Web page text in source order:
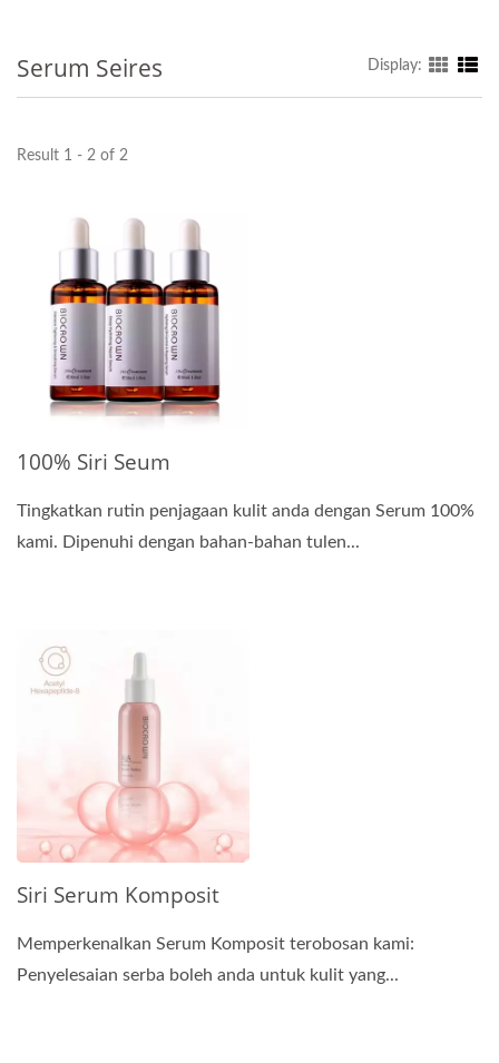
Serum Seires Display:
Result 1 - 2 of 2
100% Siri Seum
Tingkatkan rutin penjagaan kulit anda dengan Serum 100%
kami. Dipenuhi dengan bahan-bahan tulen...
Siri Serum Komposit
Memperkenalkan Serum Komposit terobosan kami:
Penyelesaian serba boleh anda untuk kulit yang...